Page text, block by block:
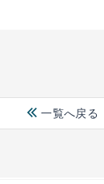
一覧へ戻る